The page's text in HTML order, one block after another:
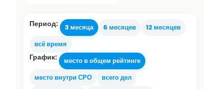
Период: 3 месяца 6 месяцев
12 месяцев
всё время
График:
место в общем рейтинге
место внутри СРО
всего дел